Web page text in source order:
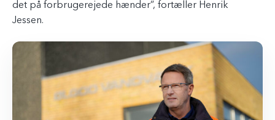
det på forbrugerejede hænder”, fortæller Henrik
Jessen.